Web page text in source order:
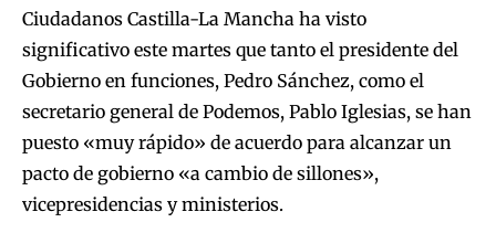
Ciudadanos Castilla-La Mancha ha visto
significativo este martes que tanto el presidente del
Gobierno en funciones, Pedro Sánchez, como el
secretario general de Podemos, Pablo Iglesias, se han
puesto «muy rápido» de acuerdo para alcanzar un
pacto de gobierno «a cambio de sillones»,
vicepresidencias y ministerios.